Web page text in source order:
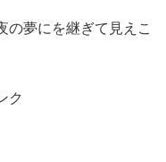
の夢にを継ぎて見えこ
ク